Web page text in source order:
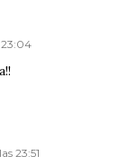
23:04
23:51